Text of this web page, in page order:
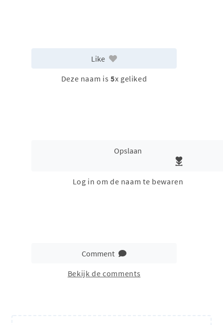
Like
Deze naam is 5x geliked
Opslaan
Log in om de naam te bewaren
Comment
Bekijk de comments